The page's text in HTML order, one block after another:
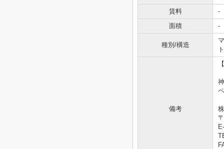
賃料
-
面積
-
種別/構造
ト
備考